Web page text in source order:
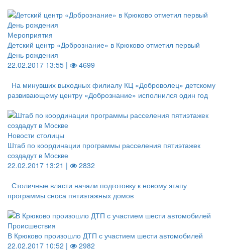
Мероприятия
Детский центр «Добрознание» в Крюково отметил первый
День рождения
22.02.2017 13:55 |
4699
На минувших выходных филиалу КЦ «Доброволец» детскому
развивающему центру «Добрознание» исполнился один год
Новости столицы
Штаб по координации программы расселения пятиэтажек
создадут в Москве
22.02.2017 13:21 |
2832
Столичные власти начали подготовку к новому этапу
программы сноса пятиэтажных домов
Происшествия
В Крюково произошло ДТП с участием шести автомобилей
22.02.2017 10:52 |
2982